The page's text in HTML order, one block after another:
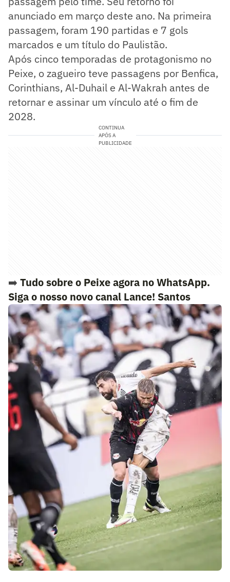
anunciado em março deste ano. Na primeira
passagem, foram 190 partidas e 7 gols
marcados e um título do Paulistão.
Após cinco temporadas de protagonismo no
Peixe, o zagueiro teve passagens por Benfica,
Corinthians, Al-Duhail e Al-Wakrah antes de
retornar e assinar um vínculo até o fim de
2028.
CONTINUA
APÓS A
PUBLICIDADE
➡️ Tudo sobre o Peixe agora no WhatsApp.
Siga o nosso novo canal Lance! Santos